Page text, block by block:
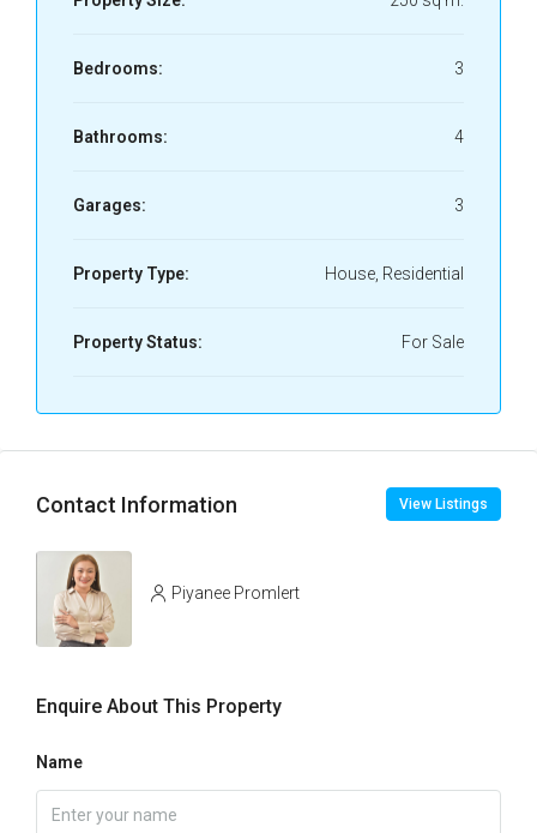
Bedrooms: 3
Bathrooms: 4
Garages: 3
Property Type: House, Residential
Property Status: For Sale
Contact Information View Listings
Piyanee Promlert
Enquire About This Property
Name